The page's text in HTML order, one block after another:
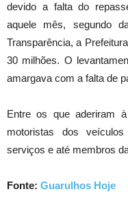
devido a falta do
aquele mês, segundo
Transparência, a
30 milhões. O
amargava com a falta de
Entre os que aderiram
motoristas dos
serviços e até membros
Fonte: Guarulhos Hoje